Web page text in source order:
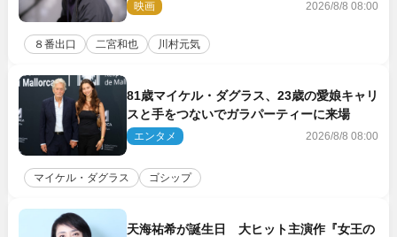
コメント到着
映画 2026/8/8 08:00
８番出口 二宮和也 川村元気
81歳マイケル・ダグラス、23歳の愛娘キャリ
スと手をつないでガラパーティーに来場
エンタメ 2026/8/8 08:00
マイケル・ダグラス ゴシップ
天海祐希が誕生日 大ヒット主演作『女王の